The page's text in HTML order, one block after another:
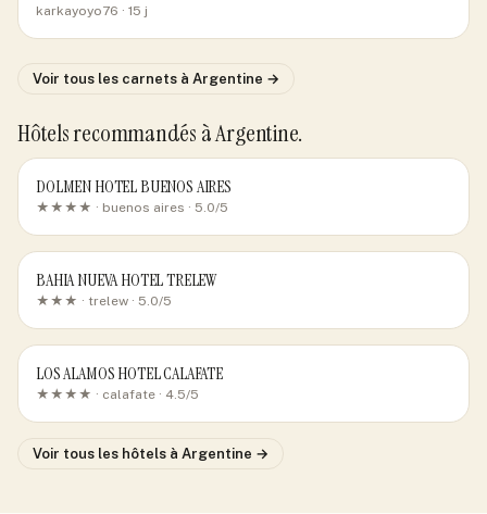
karkayoyo76 · 15 j
Voir tous les carnets à Argentine →
Hôtels recommandés à Argentine.
DOLMEN HOTEL BUENOS AIRES
★★★★ · buenos aires · 5.0/5
BAHIA NUEVA HOTEL TRELEW
★★★ · trelew · 5.0/5
LOS ALAMOS HOTEL CALAFATE
★★★★ · calafate · 4.5/5
Voir tous les hôtels à Argentine →